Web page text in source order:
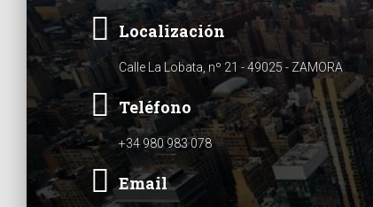
Localización
Calle La Lobata, nº 21 - 49025 - ZAMORA
Teléfono
+34 980 983 078
Email